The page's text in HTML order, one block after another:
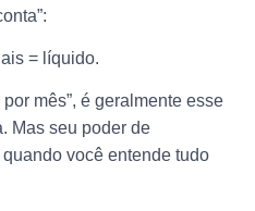
= líquido.
mês”, é geralmente esse
Mas seu poder de
você entende tudo